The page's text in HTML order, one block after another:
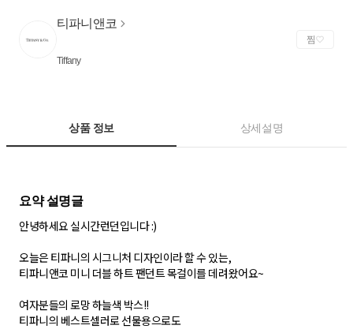
티파니앤코
Tiffany
찜
상품 정보 상세설명
요약 설명글
안녕하세요 실시간런던입니다 :)
오늘은 티파니의 시그니처 디자인이라 할 수 있는,
티파니앤코 미니 더블 하트 팬던트 목걸이를 데려왔어요~
여자분들의 로망 하늘색 박스!!
티파니의 베스트셀러로 선물용으로도